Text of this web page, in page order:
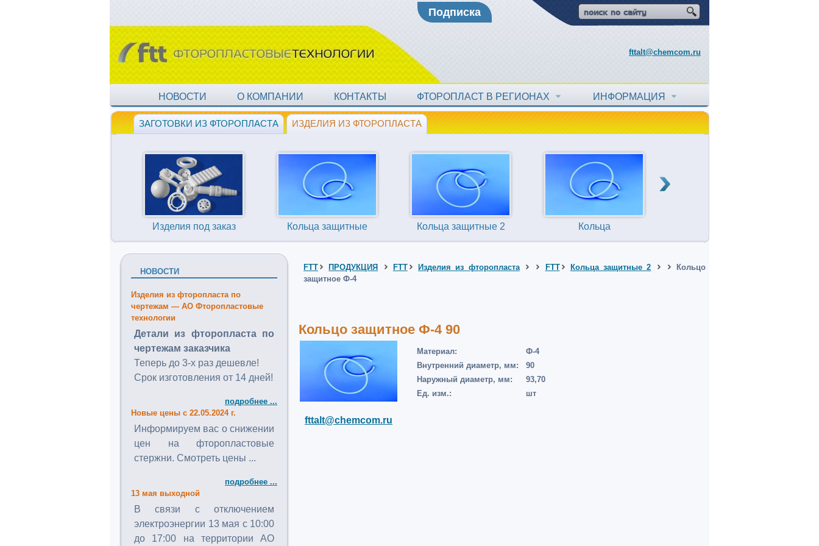
Подписка
fttalt@chemcom.ru
НОВОСТИ О КОМПАНИИ КОНТАКТЫ ФТОРОПЛАСТ В РЕГИОНАХ ИНФОРМАЦИЯ
ЗАГОТОВКИ ИЗ ФТОРОПЛАСТА ИЗДЕЛИЯ ИЗ ФТОРОПЛАСТА
Изделия под заказ Кольца защитные Кольца защитные 2
Кольца
уплотнительные
НОВОСТИ
Изделия из фторопласта по
чертежам — АО Фторопластовые
технологии
Детали из фторопласта по
чертежам заказчика
Теперь до 3-х раз дешевле!
Срок изготовления от 14 дней!
подробнее ...
Новые цены с 22.05.2024 г.
Информируем вас о снижении
цен на фторопластовые
стержни. Смотреть цены ...
подробнее ...
13 мая выходной
В связи с отключением
электроэнергии 13 мая с 10:00
до 17:00 на территории АО
FTT ПРОДУКЦИЯ FTT Изделия из фторопласта FTT Кольца защитные 2
Кольцо
защитное Ф-4
Кольцо защитное Ф-4 90
Материал:
Ф-4
Внутренний диаметр, мм:
90
Наружный диаметр, мм:
93,70
Ед. изм.:
шт
fttalt@chemcom.ru